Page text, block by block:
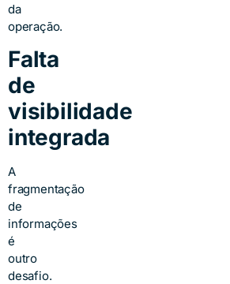
da
operação.
Falta
de
visibilidade
integrada
A
fragmentação
de
informações
é
outro
desafio.